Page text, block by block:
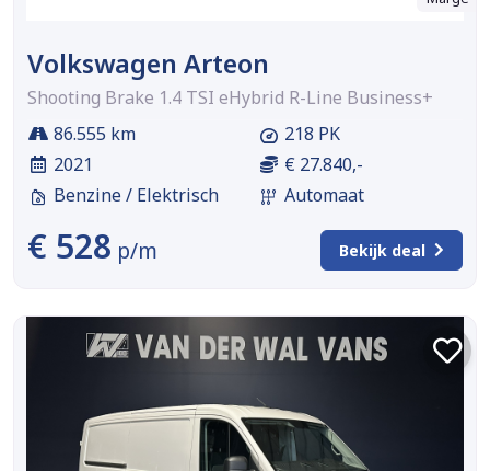
Volkswagen Arteon
Shooting Brake 1.4 TSI eHybrid R-Line Business+
86.555 km
2021
Benzine / Elektrisch
218 PK
€ 27.840,-
Automaat
€ 528 p/m Bekijk deal